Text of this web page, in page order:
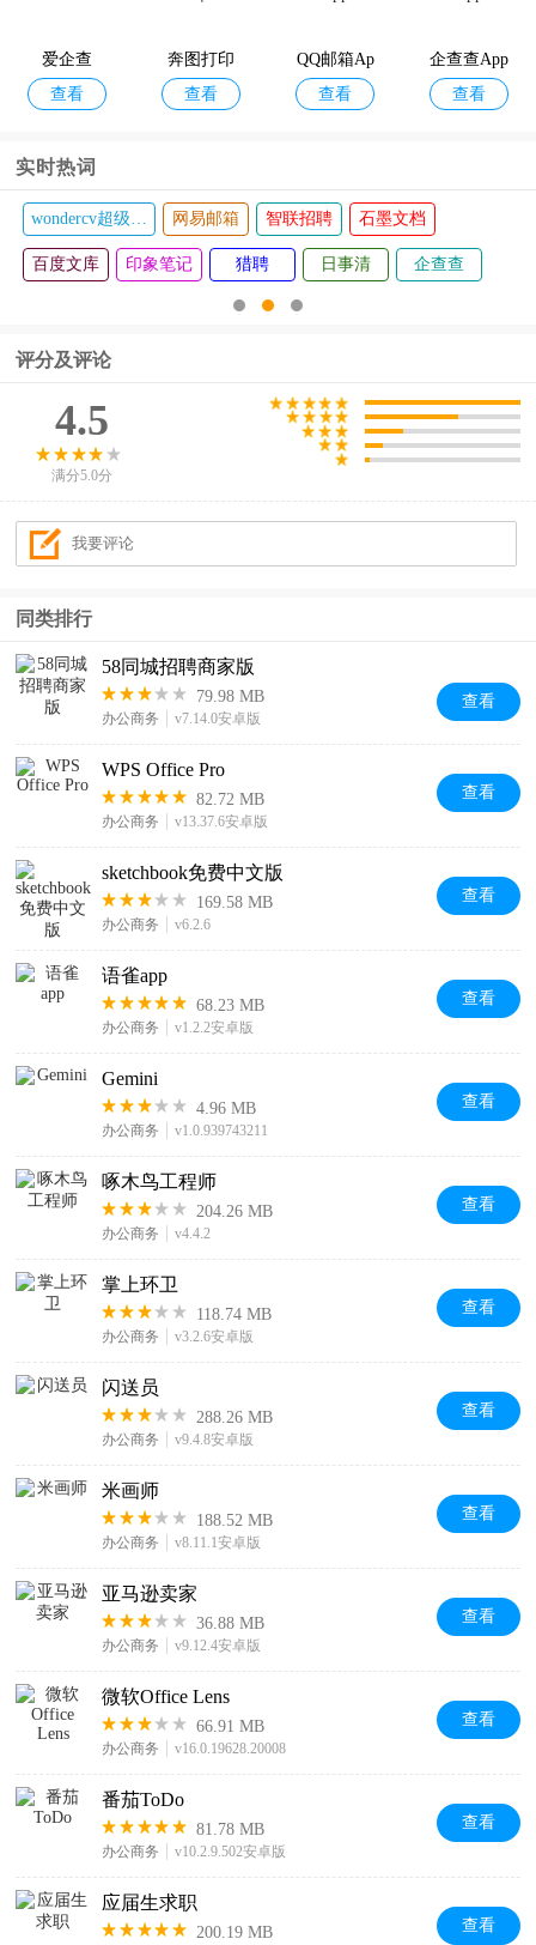
爱企查
查看
奔图打印
查看
QQ邮箱Ap
p
查看
企查查App
查看
实时热词
wondercv超级简历 网易邮箱 智联招聘 石墨文档
百度文库 印象笔记 猎聘 日事清 企查查
评分及评论
4.5
满分5.0分
同类排行
58同城招聘商家版
79.98 MB
办公商务 v7.14.0安卓版
查看
WPS Office Pro
82.72 MB
办公商务 v13.37.6安卓版
查看
sketchbook免费中文版
169.58 MB
办公商务 v6.2.6
查看
语雀app
68.23 MB
办公商务 v1.2.2安卓版
查看
Gemini
4.96 MB
办公商务 v1.0.939743211
查看
啄木鸟工程师
204.26 MB
办公商务 v4.4.2
查看
掌上环卫
118.74 MB
办公商务 v3.2.6安卓版
查看
闪送员
288.26 MB
办公商务 v9.4.8安卓版
查看
米画师
188.52 MB
办公商务 v8.11.1安卓版
查看
亚马逊卖家
36.88 MB
办公商务 v9.12.4安卓版
查看
微软Office Lens
66.91 MB
办公商务 v16.0.19628.20008
查看
番茄ToDo
81.78 MB
办公商务 v10.2.9.502安卓版
查看
应届生求职
200.19 MB 查看